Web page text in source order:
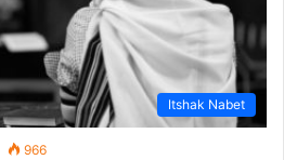
Itshak Nabet
966